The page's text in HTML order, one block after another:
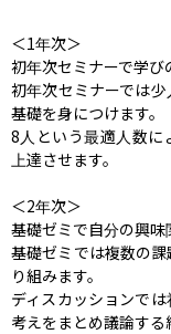
＜1年次＞
初年次セミナーで学び
初年次セミナーでは
基礎を身につけます。
8人という最適人数に
上達させます。
＜2年次＞
基礎ゼミで自分の興味
基礎ゼミでは複数の
り組みます。
ディスカッションで
考えをまとめ議論する